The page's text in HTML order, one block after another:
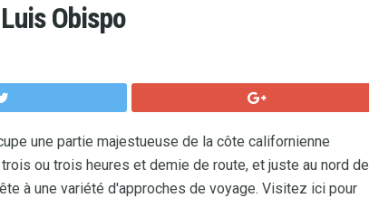
Obispo
une partie majestueuse de la côte californienne
ou trois heures et demie de route, et juste au nord de
à une variété d'approches de voyage. Visitez ici pour